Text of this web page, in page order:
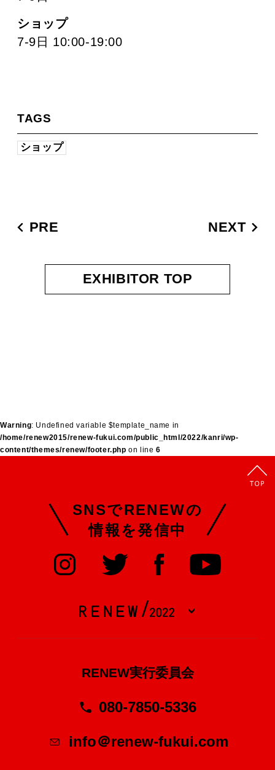
ショップ
7-9日 10:00-19:00
TAGS
ショップ
PRE
EXHIBITOR TOP
NEXT
Warning: Undefined variable $template_name in
/home/renew2015/renew-fukui.com/public_html/2022/kanri/wp-
content/themes/renew/footer.php on line 6
SNSでRENEWの
情報を発信中
RENEW実行委員会
080-7850-5336
info＠renew-fukui.com